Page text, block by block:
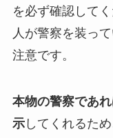
を必ず確認して
人が警察を装っ
注意です。
本物の警察であ
示してくれるた